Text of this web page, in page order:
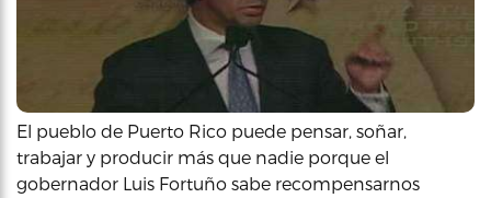
El pueblo de Puerto Rico puede pensar, soñar,
trabajar y producir más que nadie porque el
gobernador Luis Fortuño sabe recompensarnos